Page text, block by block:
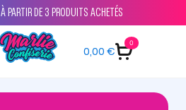
À PARTIR DE 3 PRODUITS ACHETÉS
0,00€
0